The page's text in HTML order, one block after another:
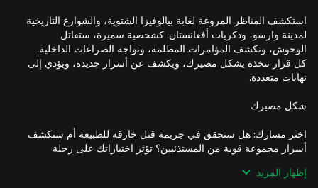
استكشف المناظر المروعة لغابة بيالوفيزا الشتوية، والشوارع التاريخية
لمدينة وارسو، وذكريات أفغانستان. كشخصية سميرة، ستقاتل
الوحوش، وتكشف المؤامرات المظلمة، وتواجه الصراعات الداخلية.
كل قرار تتخذه يشكل مصيرك، ويكشف عن أسرار جديدة، ويؤدي إلى
اختر مسارك: هل ستحقق في جريمة قتل خارقة للطبيعة أم ستكشف
أسرار مجموعة قوية من المستذئبين؟ تؤثر اختياراتك على رحلة
إظهار المزيد